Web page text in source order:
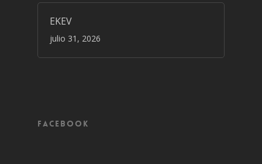
EKEV
julio 31, 2026
Facebook